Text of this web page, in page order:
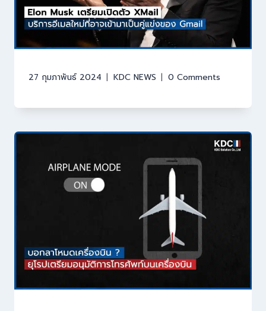
27 กุมภาพันธ์ 2024 KDC NEWS 0 Comments